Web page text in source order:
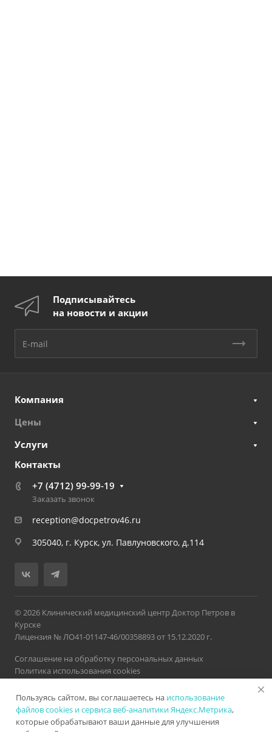
Подписывайтесь
на новости и акции
Компания
Цены
Услуги
Контакты
+7 (4712) 99-99-19
Заказать звонок
reception@docpetrov46.ru
305040, г. Курск, ул. Павлуновского, д.114
© 2026 Клинический медицинский центр Доктор Петров в
Курске
Лицензия № ЛО41-01147-46/00358893 от 15.12.2020 г.
Соглашение на обработку персональных данных
Политика использования cookies
Версия для слабовидящих
Карта сайта Разработано в
Пользуясь сайтом, вы соглашаетесь на использование
файлов cookies и сервиса веб-аналитики Яндекс.Метрика,
которые обрабатывают ваши данные для улучшения